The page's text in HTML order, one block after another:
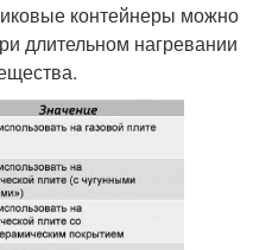
контейнеры можно
длительном нагревании